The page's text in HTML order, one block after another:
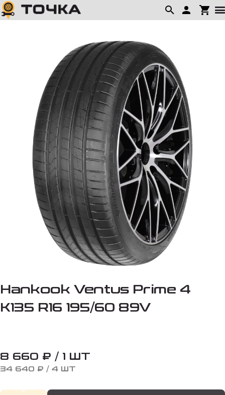
Hankook Ventus Prime 4
K135 R16 195/60 89V
8 660 ₽ / 1 ШТ
34 640 ₽ / 4 ШТ